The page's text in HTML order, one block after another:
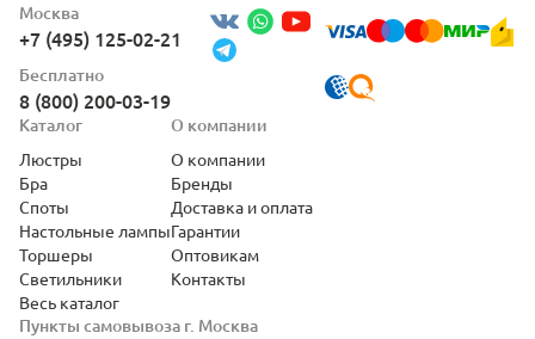
Москва
+7 (495) 125-02-21
Бесплатно
8 (800) 200-03-19
Пункты самовывоза г. Москва
Каталог
Люстры
Бра
Споты
Настольные лампы
Торшеры
Светильники
Весь каталог
О компании
О компании
Бренды
Доставка и оплата
Гарантии
Оптовикам
Контакты